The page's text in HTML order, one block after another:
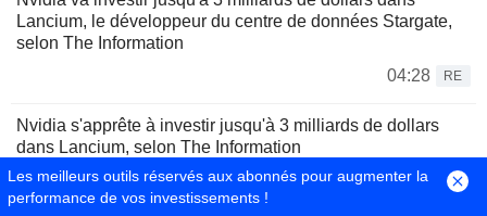
Lancium, le développeur du centre de données Stargate,
selon The Information
04:28
RE
Nvidia s'apprête à investir jusqu'à 3 milliards de dollars
dans Lancium, selon The Information
03:43
RE
Les meilleurs outils réservés aux abonnés pour augmenter la
performance de vos investissements !